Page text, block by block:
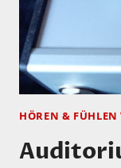
HÖREN & FÜHLEN